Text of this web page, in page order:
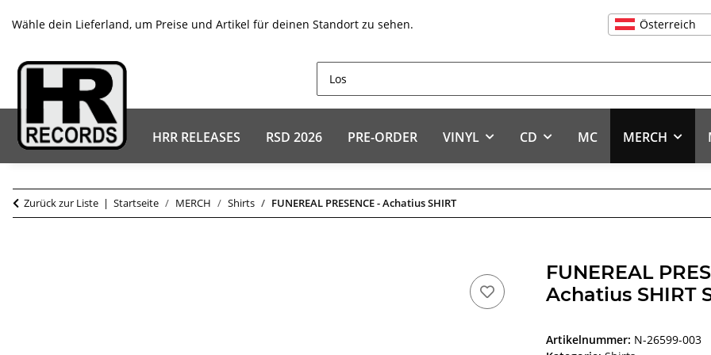
Wähle dein Lieferland, um Preise und Artikel für deinen Standort zu sehen. Österreich
HRR RELEASES RSD 2026 PRE-ORDER VINYL CD MC MERCH
Zurück zur Liste Startseite MERCH Shirts FUNEREAL PRESENCE - Achatius SHIRT
FUNEREAL
Achatius SHIRT
Artikelnummer: N-26599-003